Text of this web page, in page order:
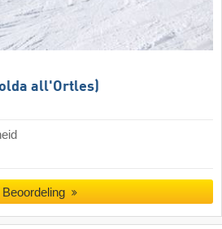
all'Ortles)
Beoordeling